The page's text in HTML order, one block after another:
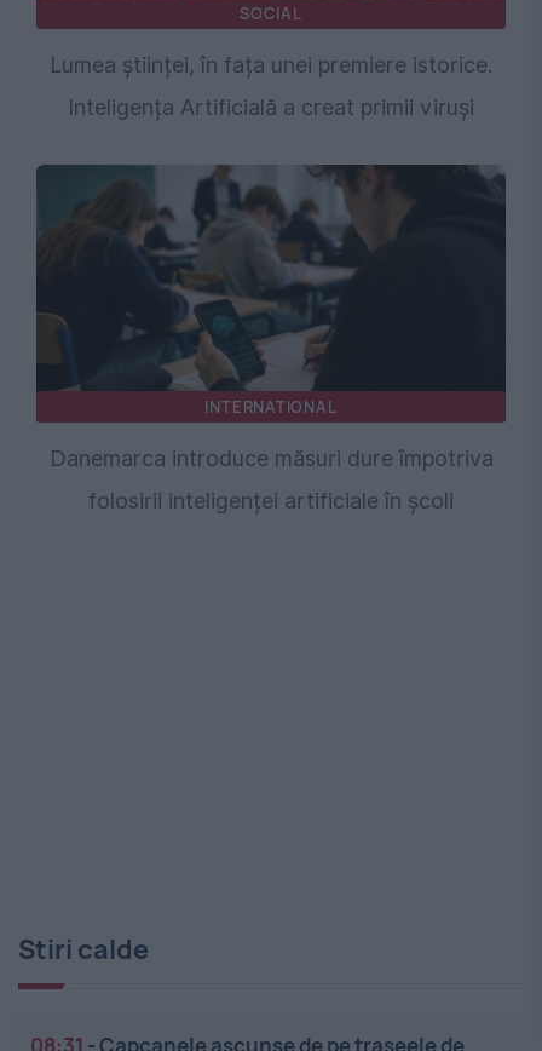
SOCIAL
Lumea științei, în fața unei premiere istorice.
Inteligența Artificială a creat primii viruși
INTERNATIONAL
Danemarca introduce măsuri dure împotriva
folosirii inteligenței artificiale în școli
Stiri calde
08:31 -Capcanele ascunse de pe traseele de